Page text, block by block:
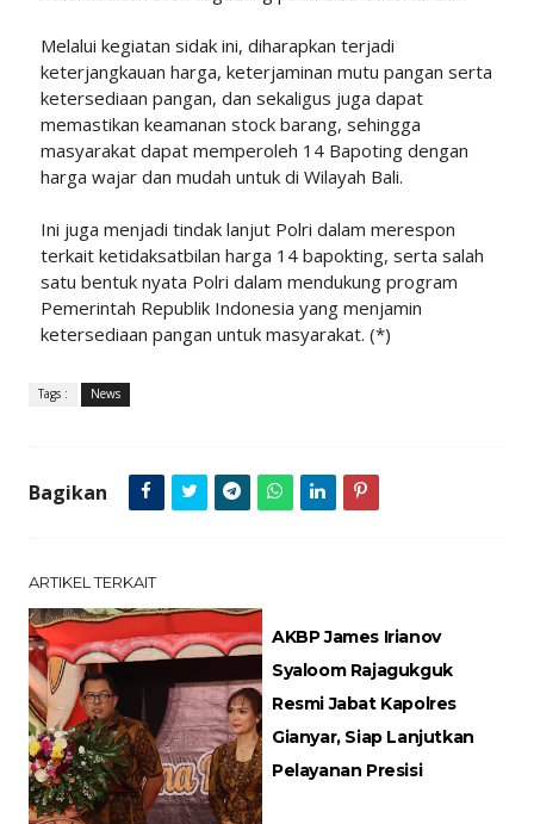
Melalui kegiatan sidak ini, diharapkan terjadi
keterjangkauan harga, keterjaminan mutu pangan serta
ketersediaan pangan, dan sekaligus juga dapat
memastikan keamanan stock barang, sehingga
masyarakat dapat memperoleh 14 Bapoting dengan
harga wajar dan mudah untuk di Wilayah Bali.
Ini juga menjadi tindak lanjut Polri dalam merespon
terkait ketidaksatbilan harga 14 bapokting, serta salah
satu bentuk nyata Polri dalam mendukung program
Pemerintah Republik Indonesia yang menjamin
ketersediaan pangan untuk masyarakat. (*)
Tags : News
Bagikan
ARTIKEL TERKAIT
AKBP James Irianov
Syaloom Rajagukguk
Resmi Jabat Kapolres
Gianyar, Siap Lanjutkan
Pelayanan Presisi